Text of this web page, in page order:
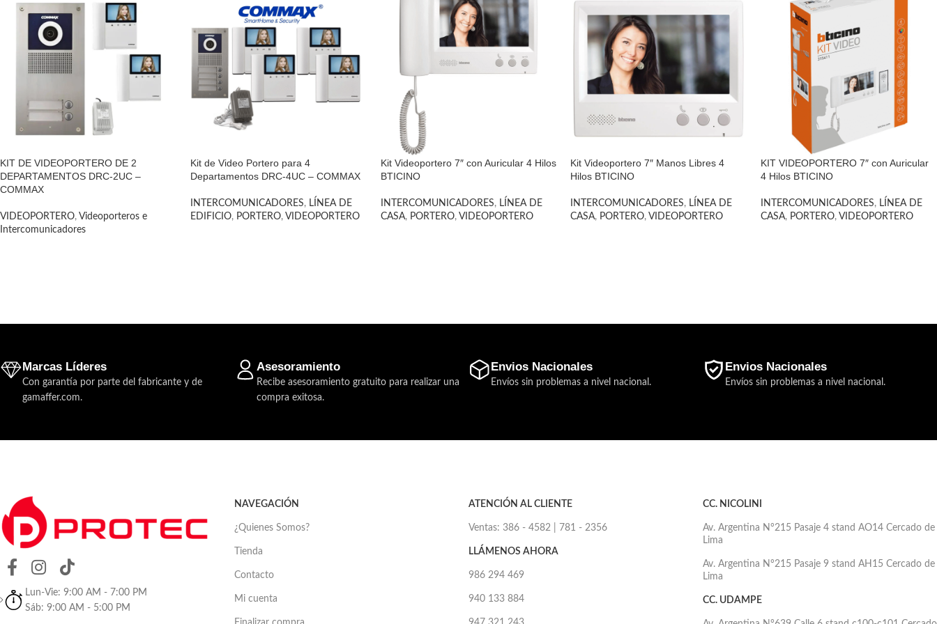
KIT DE VIDEOPORTERO DE 2
DEPARTAMENTOS DRC-2UC –
COMMAX
VIDEOPORTERO, Videoporteros e
Intercomunicadores
Kit de Video Portero para 4
Departamentos DRC-4UC – COMMAX
INTERCOMUNICADORES, LÍNEA DE
EDIFICIO, PORTERO, VIDEOPORTERO
Kit Videoportero 7″ con Auricular 4 Hilos
BTICINO
INTERCOMUNICADORES, LÍNEA DE
CASA, PORTERO, VIDEOPORTERO
Kit Videoportero 7″ Manos Libres 4
Hilos BTICINO
INTERCOMUNICADORES, LÍNEA DE
CASA, PORTERO, VIDEOPORTERO
KIT VIDEOPORTERO 7″ con Auricular
4 Hilos BTICINO
INTERCOMUNICADORES, LÍNEA DE
CASA, PORTERO, VIDEOPORTERO
Marcas Líderes
Con garantía por parte del fabricante y de
gamaffer.com.
Asesoramiento
Recibe asesoramiento gratuito para realizar una
compra exitosa.
Envios Nacionales
Envíos sin problemas a nivel nacional.
Envios Nacionales
Envíos sin problemas a nivel nacional.
Lun-Vie: 9:00 AM - 7:00 PM
Sáb: 9:00 AM - 5:00 PM
NAVEGACIÓN
¿Quienes Somos?
Tienda
Contacto
Mi cuenta
ATENCIÓN AL CLIENTE
Ventas: 386 - 4582 | 781 - 2356
LLÁMENOS AHORA
986 294 469
940 133 884
CC. NICOLINI
Av. Argentina N°215 Pasaje 4 stand AO14 Cercado de
Lima
Av. Argentina N°215 Pasaje 9 stand AH15 Cercado de
Lima
CC. UDAMPE